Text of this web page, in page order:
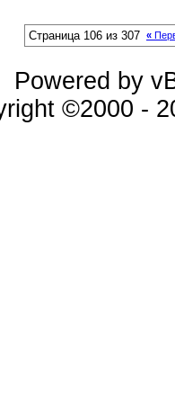
Страница 106 из 307 «
Powered by
©2000 -